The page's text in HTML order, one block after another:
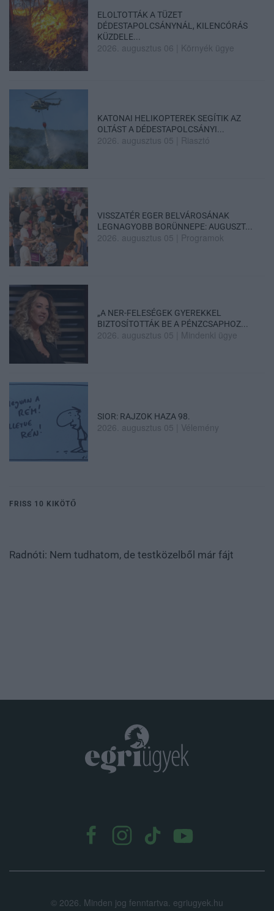
ELOLTOTTÁK A TÜZET
DÉDESTAPOLCSÁNYNÁL, KILENCÓRÁS
KÜZDELE...
2026. augusztus 06 Környék ügye
KATONAI HELIKOPTEREK SEGÍTIK AZ
OLTÁST A DÉDESTAPOLCSÁNYI...
2026. augusztus 05 Riasztó
VISSZATÉR EGER BELVÁROSÁNAK
LEGNAGYOBB BORÜNNEPE: AUGUSZT...
2026. augusztus 05 Programok
„A NER-FELESÉGEK GYEREKKEL
BIZTOSÍTOTTÁK BE A PÉNZCSAPHOZ...
2026. augusztus 05 Mindenki ügye
SIOR: RAJZOK HAZA 98.
2026. augusztus 05 Vélemény
FRISS 10 KIKÖTŐ
Radnóti: Nem tudhatom, de testközelből már fájt
© 2026. Minden jog fenntartva. egriugyek.hu